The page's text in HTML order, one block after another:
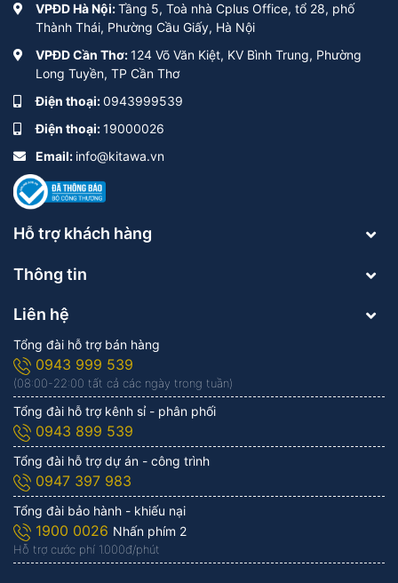
VPĐD Hà Nội:Tầng 5, Toà nhà Cplus Office, tổ 28, phố
Thành Thái, Phường Cầu Giấy, Hà Nội
VPĐD Cần Thơ:124 Võ Văn Kiệt, KV Bình Trung, Phường
Long Tuyền, TP Cần Thơ
Điện thoại:0943999539
Điện thoại:19000026
Email: info@kitawa.vn
Hỗ trợ khách hàng
Thông tin
Liên hệ
Tổng đài hỗ trợ bán hàng
0943 999 539
(08:00-22:00 tất cả các ngày trong tuần)
Tổng đài hỗ trợ kênh sỉ - phân phối
0943 899 539
Tổng đài hỗ trợ dự án - công trình
0947 397 983
Tổng đài bảo hành - khiếu nại
1900 0026 Nhấn phím 2
Hỗ trợ cước phí 1.000đ/phút